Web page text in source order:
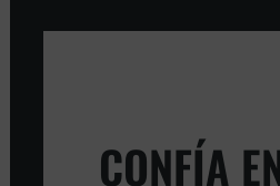
CONFÍA